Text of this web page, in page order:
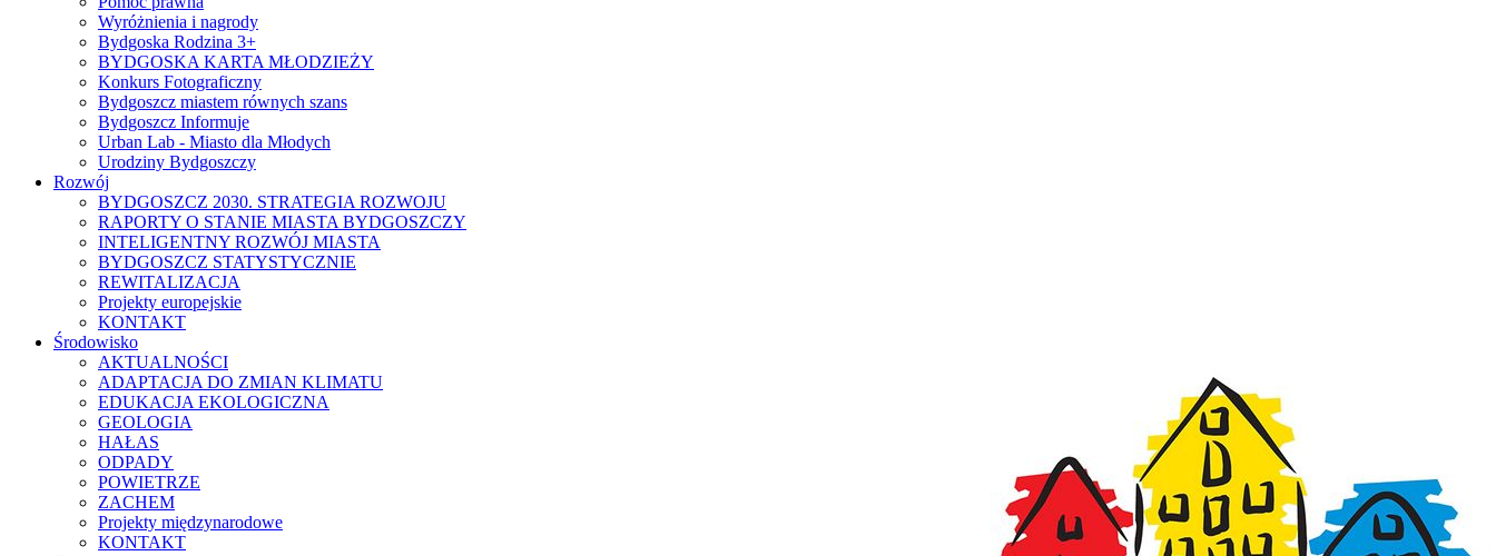
Wyróżnienia i nagrody
Bydgoska Rodzina 3+
BYDGOSKA KARTA MŁODZIEŻY
Konkurs Fotograficzny
Bydgoszcz miastem równych szans
Bydgoszcz Informuje
Urban Lab - Miasto dla Młodych
Urodziny Bydgoszczy
Rozwój
BYDGOSZCZ 2030. STRATEGIA ROZWOJU
RAPORTY O STANIE MIASTA BYDGOSZCZY
INTELIGENTNY ROZWÓJ MIASTA
BYDGOSZCZ STATYSTYCZNIE
REWITALIZACJA
Projekty europejskie
KONTAKT
Środowisko
AKTUALNOŚCI
ADAPTACJA DO ZMIAN KLIMATU
EDUKACJA EKOLOGICZNA
GEOLOGIA
HAŁAS
ODPADY
POWIETRZE
ZACHEM
Projekty międzynarodowe
KONTAKT